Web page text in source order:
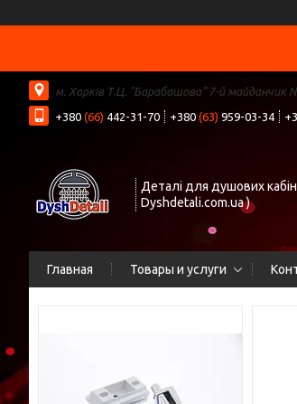
м. Харків Т.Ц. "Барабашова" 7-й майданчик
+380 (66) 442-31-70 +380 (63) 959-03-34
Деталі для душових
Dyshdetali.com.ua )
Главная Товары и услуги